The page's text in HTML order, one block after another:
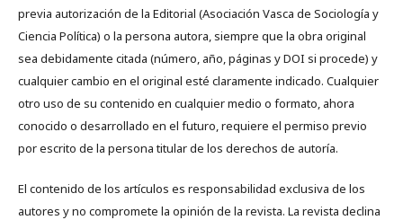
previa autorización de la Editorial (Asociación Vasca de Sociología y
Ciencia Política) o la persona autora, siempre que la obra original
sea debidamente citada (número, año, páginas y DOI si procede) y
cualquier cambio en el original esté claramente indicado. Cualquier
otro uso de su contenido en cualquier medio o formato, ahora
conocido o desarrollado en el futuro, requiere el permiso previo
por escrito de la persona titular de los derechos de autoría.
El contenido de los artículos es responsabilidad exclusiva de los
autores y no compromete la opinión de la revista. La revista declina